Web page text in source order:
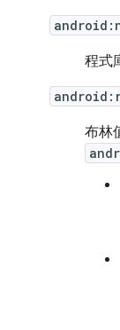
程式
布林